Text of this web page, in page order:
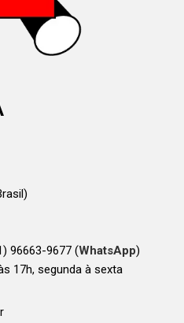
96663-9677 (WhatsApp)
17h, segunda à sexta